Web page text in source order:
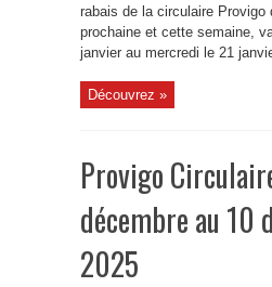
rabais de la circulaire Provigo
prochaine et cette semaine,
janvier au mercredi le 21
Découvrez »
Provigo
décembre au 10
2025